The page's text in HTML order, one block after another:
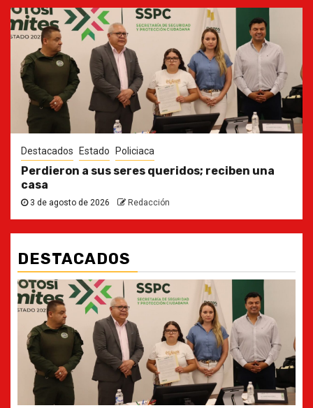
Destacados Estado Policiaca
Perdieron a sus seres queridos; reciben una
casa
3 de agosto de 2026 Redacción
DESTACADOS